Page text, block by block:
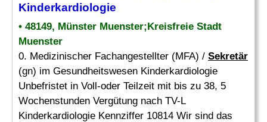
Kinderkardiologie
• 48149, Münster Muenster;Kreisfreie Stadt
Muenster
0. Medizinischer Fachangestellter (MFA) / Sekretär
(gn) im Gesundheitswesen Kinderkardiologie
Unbefristet in Voll-oder Teilzeit mit bis zu 38, 5
Wochenstunden Vergütung nach TV-L
Kinderkardiologie Kennziffer 10814 Wir sind das